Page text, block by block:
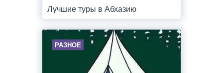
Лучшие туры в Абхазию
РАЗНОЕ